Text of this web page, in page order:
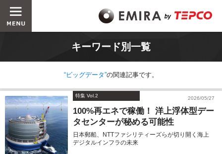
キーワード別一覧
“ビッグデータ”の関連記事です。
特集 Vol.2 2026/05/27
100%再エネで稼働！ 洋上浮体型デー
タセンターが秘める可能性
日本郵船、NTTファシリティーズらが切り開く海上
デジタルインフラの未来